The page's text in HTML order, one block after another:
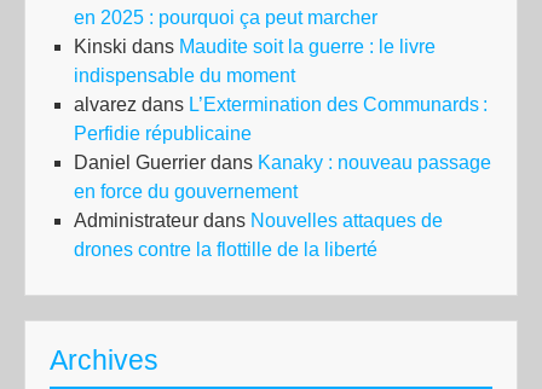
en 2025 : pourquoi ça peut marcher
Kinski dans Maudite soit la guerre : le livre
indispensable du moment
alvarez dans L’Extermination des Communards :
Perfidie républicaine
Daniel Guerrier dans Kanaky : nouveau passage
en force du gouvernement
Administrateur dans Nouvelles attaques de
drones contre la flottille de la liberté
Archives